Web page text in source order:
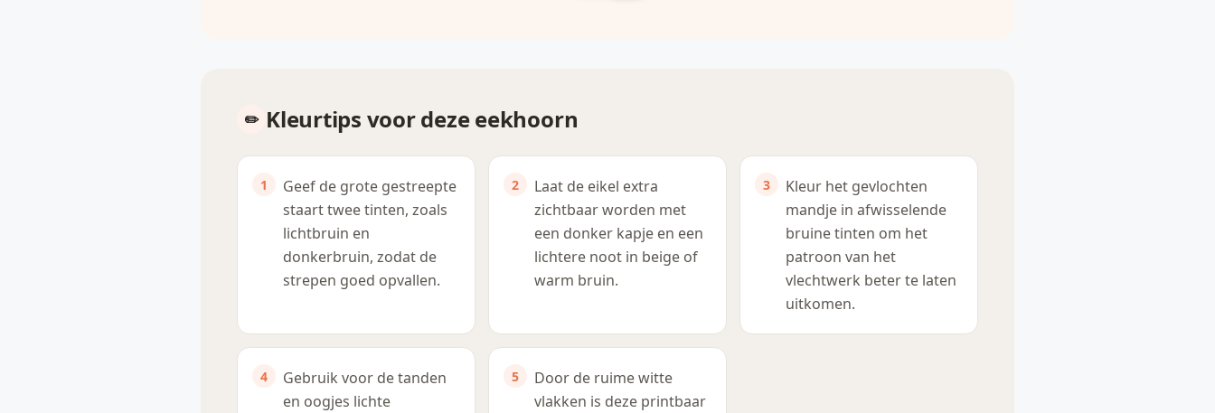
Kleurtips voor deze eekhoorn
Geef de grote gestreepte
staart twee tinten, zoals
lichtbruin en
donkerbruin, zodat de
strepen goed opvallen.
Laat de eikel extra
zichtbaar worden met
een donker kapje en een
lichtere noot in beige of
warm bruin.
Kleur het gevlochten
mandje in afwisselende
bruine tinten om het
patroon van het
vlechtwerk beter te laten
uitkomen.
Gebruik voor de tanden
en oogjes lichte
Door de ruime witte
vlakken is deze printbaar